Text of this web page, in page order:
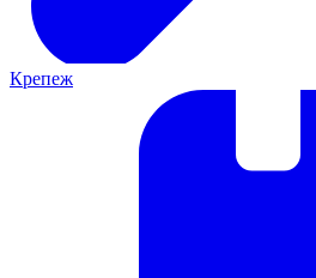
Крепеж